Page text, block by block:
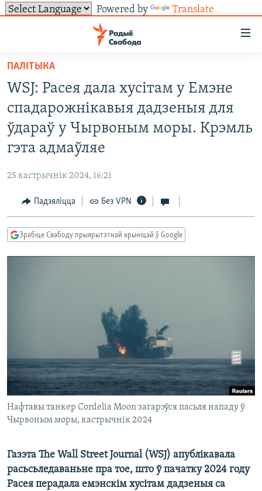
Powered by Translate
ўнівэрсальнага
доступу
Перайсьці
галоўнага
зьместу
Перайсьці
да
галоўнай
навігацыі
Перайсьці
да
пошуку
УСЕ НАВІНЫ
ВІДЭА І ФОТА
ЭКАНОМІКА
ВАЙНА
БЕЛАРУСЫ НА ВАЙНЕ
ТОЛЬКІ НА СВАБОДЗЕ
ПАДКАСТЫ
КНІГІ
АЎДЫЁКНІГІ
СУВЯЗЬ
АБЫСЬЦІ БЛЯКАВАНЬНЕ
ПАДКАСТЫ
FACEBOOK
TWITTER
САЧЫЦЕ ЗА АБНАЎЛЕНЬНЯМІ
ПАЛІТЫКА
WSJ: Расея дала хусітам у Емэне
спадарожнікавыя дадзеныя для
ўдараў у Чырвоным моры. Крэмль
гэта адмаўляе
25 кастрычнік 2024, 16:21
Падзяліцца Без VPN
Зрабіце Свабоду прыярытэтнай крыніцай ў Google
Нафтавы танкер Cordelia Moon загарэўся пасьля нападу ў
Чырвоным моры, кастрычнік 2024
Газэта The Wall Street Journal (WSJ) апублікавала
расьсьледаваньне пра тое, што ў пачатку 2024 году
Расея перадала емэнскім хусітам дадзеныя са